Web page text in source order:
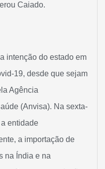
Caiado.
intenção do estado em
19, desde que sejam
Agência
(Anvisa). Na sexta-
entidade
a importação de
na Índia e na